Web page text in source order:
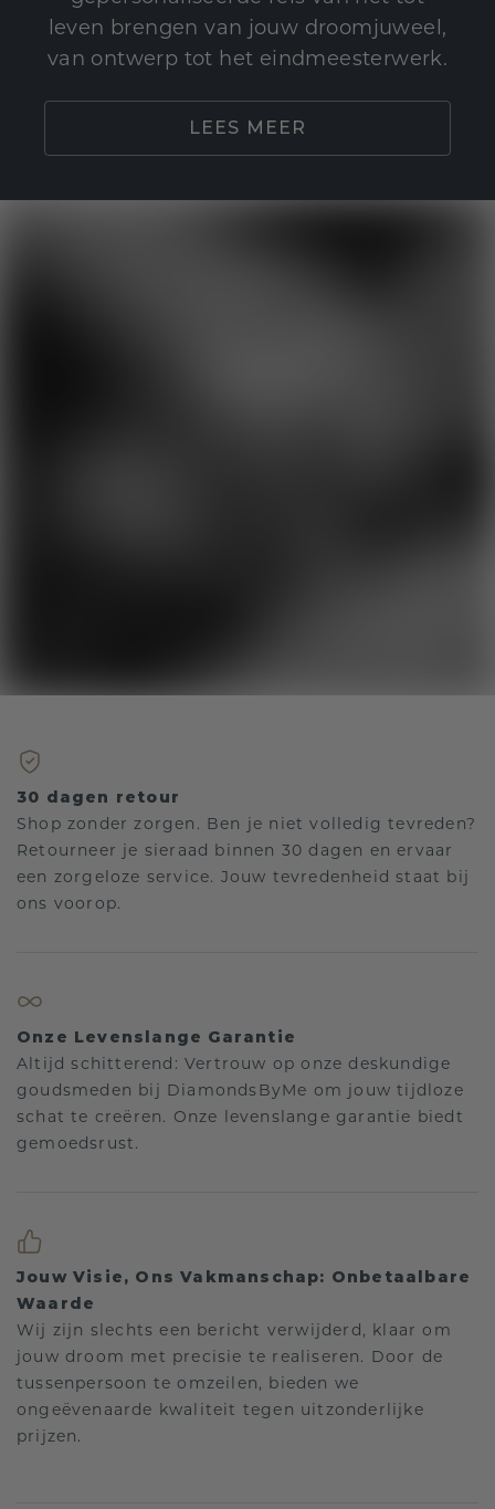
leven brengen van jouw droomjuweel,
van ontwerp tot het eindmeesterwerk.
LEES MEER
30 dagen retour
Shop zonder zorgen. Ben je niet volledig tevreden?
Retourneer je sieraad binnen 30 dagen en ervaar
een zorgeloze service. Jouw tevredenheid staat bij
ons voorop.
Onze Levenslange Garantie
Altijd schitterend: Vertrouw op onze deskundige
goudsmeden bij DiamondsByMe om jouw tijdloze
schat te creëren. Onze levenslange garantie biedt
gemoedsrust.
Jouw Visie, Ons Vakmanschap: Onbetaalbare
Waarde
Wij zijn slechts een bericht verwijderd, klaar om
jouw droom met precisie te realiseren. Door de
tussenpersoon te omzeilen, bieden we
ongeëvenaarde kwaliteit tegen uitzonderlijke
prijzen.